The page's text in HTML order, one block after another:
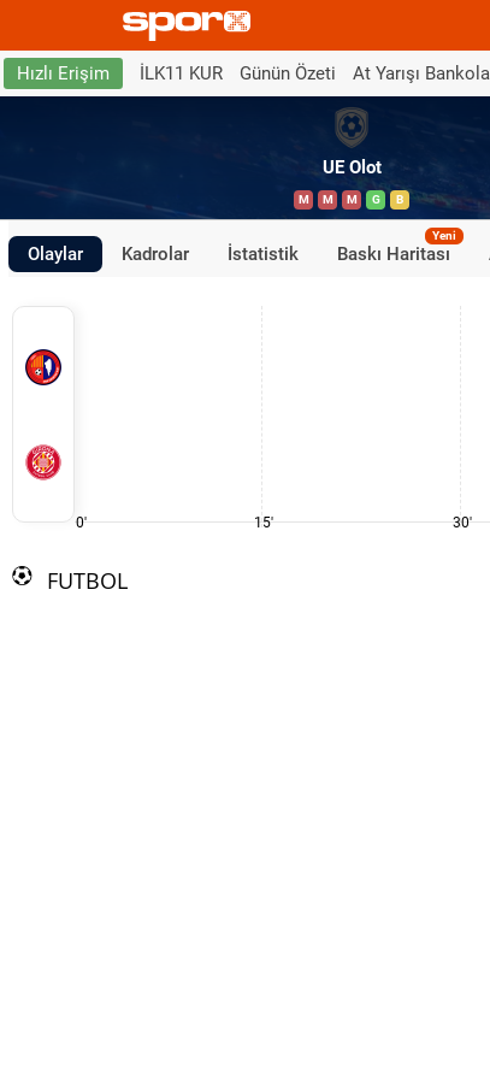
Hızlı Erişim İLK11 KUR Günün Özeti At Yarışı
UE Olot
M M M G B
Olaylar Kadrolar İstatistik Baskı Haritası
Yeni
0' 15' 30'
FUTBOL